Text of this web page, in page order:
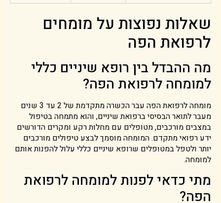
שאלות נפוצות על מומחים
לרפואת הפה
מה ההבדל בין רופא שיניים כללי
למומחה לרפואת הפה?
מומחה לרפואת הפה עבר הכשרה מתקדמת של 2 עד 3 שנים
מעבר לתואר הבסיסי ברפואת שיניים, והוא מתמחה בטיפול
במצבים מורכבים, מטופלים עם מחלות רקע ומקרים הדורשים
ידע רפואי מתקדם. המומחה מוסמך לבצע טיפולים מורכבים
יותר ולטפל במטופלים שרופא שיניים כללי עלול להפנות אותם
למומחה.
מתי כדאי לפנות למומחה לרפואת
הפה?